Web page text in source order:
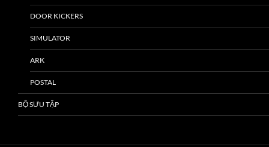
DOOR KICKERS
SIMULATOR
ARK
POSTAL
BỘ SƯU TẬP